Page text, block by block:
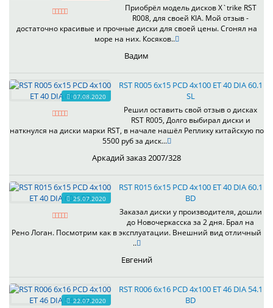
Приобрёл модель дисков X`trike RST
R008, для своей KIA. Мой отзыв -
достаточно красивые и прочные диски для своей цены. Сгонял на
море на них. Косяков..
Вадим
07.08.2020
RST R005 6x15 PCD 4x100 ET 40 DIA 60.1
SL
Решил оставить свой отзыв о дисках
RST R005, Долго выбирал диски и
наткнулся на диски марки RST, в начале нашёл Реплику китайскую по
5500 руб за диск...
Аркадий заказ 2007/328
25.07.2020
RST R015 6x15 PCD 4x100 ET 40 DIA 60.1
BD
Заказал диски у производителя, дошли
до Новочеркасска за 2 дня. Брал на
Рено Логан. Посмотрим как в эксплуатации. Внешний вид отличный
..
Евгений
22.07.2020
RST R006 6x16 PCD 4x100 ET 46 DIA 54.1
BD